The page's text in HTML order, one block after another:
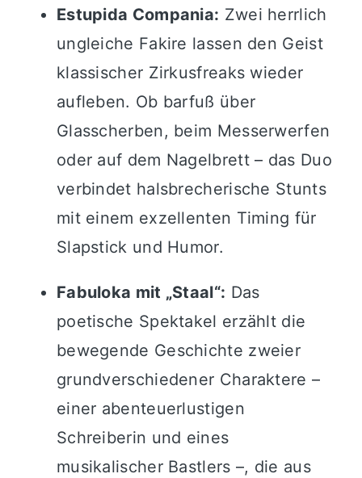
Estupida Compania: Zwei herrlich
ungleiche Fakire lassen den Geist
klassischer Zirkusfreaks wieder
aufleben. Ob barfuß über
Glasscherben, beim Messerwerfen
oder auf dem Nagelbrett – das Duo
verbindet halsbrecherische Stunts
mit einem exzellenten Timing für
Slapstick und Humor.
Fabuloka mit „Staal“: Das
poetische Spektakel erzählt die
bewegende Geschichte zweier
grundverschiedener Charaktere –
einer abenteuerlustigen
Schreiberin und eines
musikalischer Bastlers –, die aus